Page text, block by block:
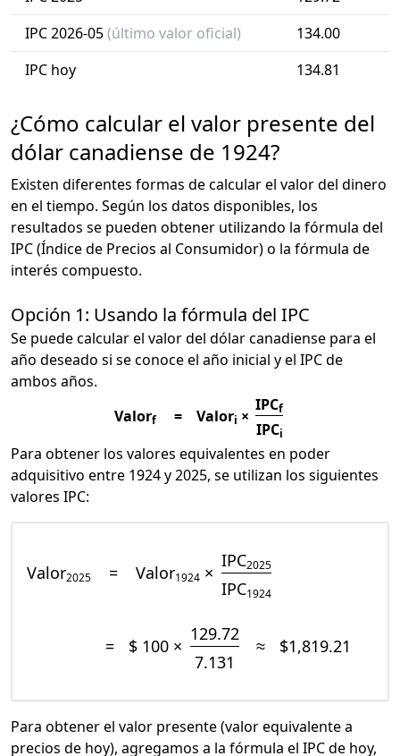
IPC 2026-05(último valor oficial)
134.00
IPC hoy
134.81
¿Cómo calcular el valor presente del
dólar canadiense de 1924?
Existen diferentes formas de calcular el valor del dinero
en el tiempo. Según los datos disponibles, los
resultados se pueden obtener utilizando la fórmula del
IPC (Índice de Precios al Consumidor) o la fórmula de
interés compuesto.
Opción 1: Usando la fórmula del IPC
Se puede calcular el valor del dólar canadiense para el
año deseado si se conoce el año inicial y el IPC de
ambos años.
Valorf = Valori ×
IPCf
IPCi
Para obtener los valores equivalentes en poder
adquisitivo entre 1924 y 2025, se utilizan los siguientes
valores IPC:
Valor2025 = Valor1924 ×
IPC2025
IPC1924
= $ 100 ×
129.72
7.131
≈ $1,819.21
Para obtener el valor presente (valor equivalente a
precios de hoy), agregamos a la fórmula el IPC de hoy,